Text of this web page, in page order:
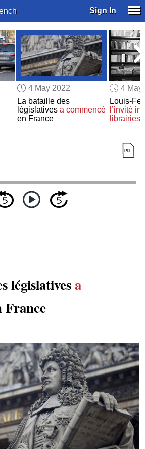
Sign In
4 May 2022
La bataille des
législatives a commencé
en France
4 May
Louis-
l’invité
librairies
législativesa